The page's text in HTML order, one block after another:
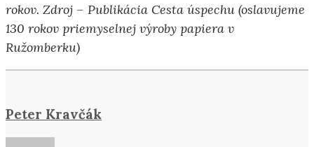
rokov. Zdroj – Publikácia Cesta úspechu (oslavujeme
130 rokov priemyselnej výroby papiera v
Ružomberku)
Peter Kravčák